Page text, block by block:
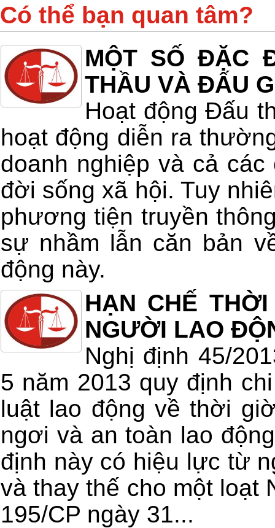
Có thể bạn quan tâm?
MỘT SỐ ĐẶC
THẦU VÀ ĐẤU
Hoạt động Đấu
hoạt động diễn ra
doanh nghiệp và cả
đời sống xã hội. Tuy
phương tiện truyền
sự nhầm lẫn căn bản
động này.
HẠN CHẾ
NGƯỜI LAO
Nghị định 45/
5 năm 2013 quy định
luật lao động về thời
ngơi và an toàn lao
định này có hiệu lực từ
và thay thế cho một loạt
195/CP ngày 31...